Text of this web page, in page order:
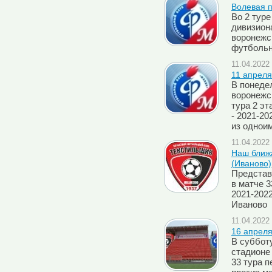
Волевая
Во 2
11
В
тура 2
- 2021-
из
Наш
(Иваново)
в матче
2021-
Иваново
16
В
33 тура